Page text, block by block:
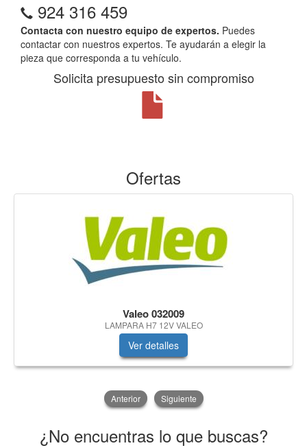
924 316 459
Contacta con nuestro equipo de expertos. Puedes
contactar con nuestros expertos. Te ayudarán a elegir la
pieza que corresponda a tu vehículo.
Solicita presupuesto sin compromiso
Ofertas
Valeo 032009
LAMPARA H7 12V VALEO
Ver detalles
Anterior Siguiente
¿No encuentras lo que buscas?